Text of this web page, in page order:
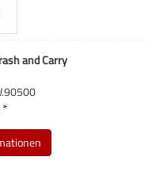
and Carry